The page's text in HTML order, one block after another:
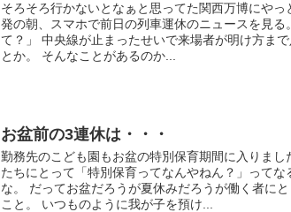
そろそろ行かないとなぁと思ってた関西万博にやっ
発の朝、スマホで前日の列車運休のニュースを見る
て？」 中央線が止まったせいで来場者が明け方ま
とか。 そんなことがあるのか...
お盆前の3連休は・・・
勤務先のこども園もお盆の特別保育期間に入りまし
たちにとって「特別保育ってなんやねん？」ってな
な。 だってお盆だろうが夏休みだろうが働く者に
こと。 いつものように我が子を預け...